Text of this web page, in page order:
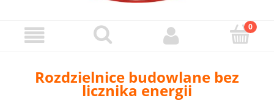
Rozdzielnice budowlane bez
licznika energii